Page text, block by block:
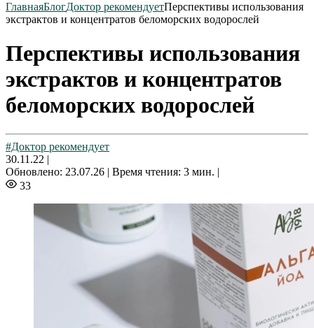
ГлавнаяБлогДоктор рекомендуетПерспективы использования
экстрактов и концентратов беломорских водорослей
Перспективы использования
экстрактов и концентратов
беломорских водорослей
#Доктор рекомендует
30.11.22 |
Обновлено: 23.07.26 | Время чтения: 3 мин. |
33